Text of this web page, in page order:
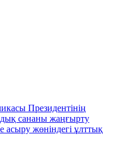
Президентінің
сананы жаңғырту
асыру жөніндегі ұлттық